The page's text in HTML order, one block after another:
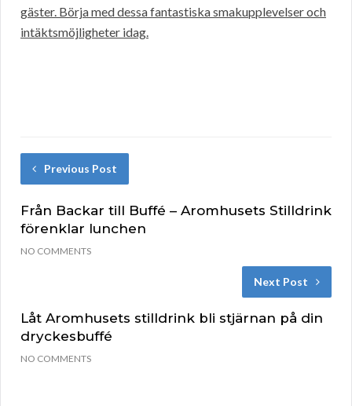
gäster. Börja med dessa fantastiska smakupplevelser och
intäktsmöjligheter idag.
Previous Post
Från Backar till Buffé – Aromhusets Stilldrink
förenklar lunchen
NO COMMENTS
Next Post
Låt Aromhusets stilldrink bli stjärnan på din
dryckesbuffé
NO COMMENTS